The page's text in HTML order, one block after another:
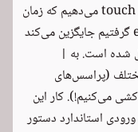
به کمک xargs خروجی cut را به خورد touch می‌دهیم که زمان
شده است. به
(پراسس‌های
می‌کنیم!). کار این
استاندارد دستور